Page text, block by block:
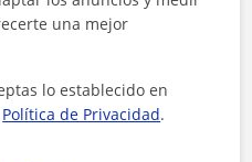
una mejor
lo establecido en
Política de Privacidad.